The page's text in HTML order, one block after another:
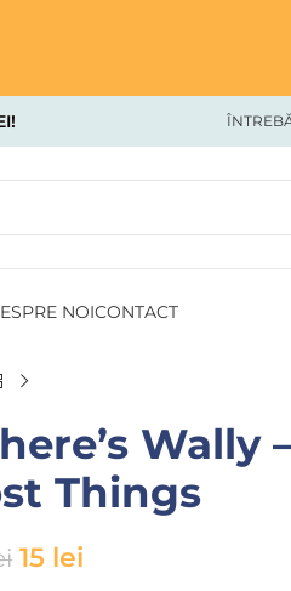
NOICONTACT
Wally
Things
15 lei